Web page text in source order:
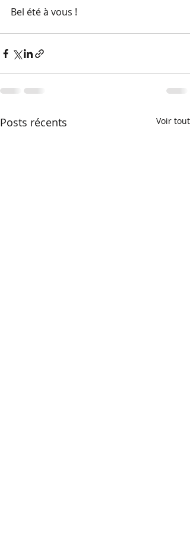
Bel été à vous !
Posts récents Voir tout